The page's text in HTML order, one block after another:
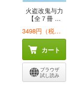
火盗改鬼与力
【全７冊 ...
3498円（税込）
カート
ブラウザ
試し読み